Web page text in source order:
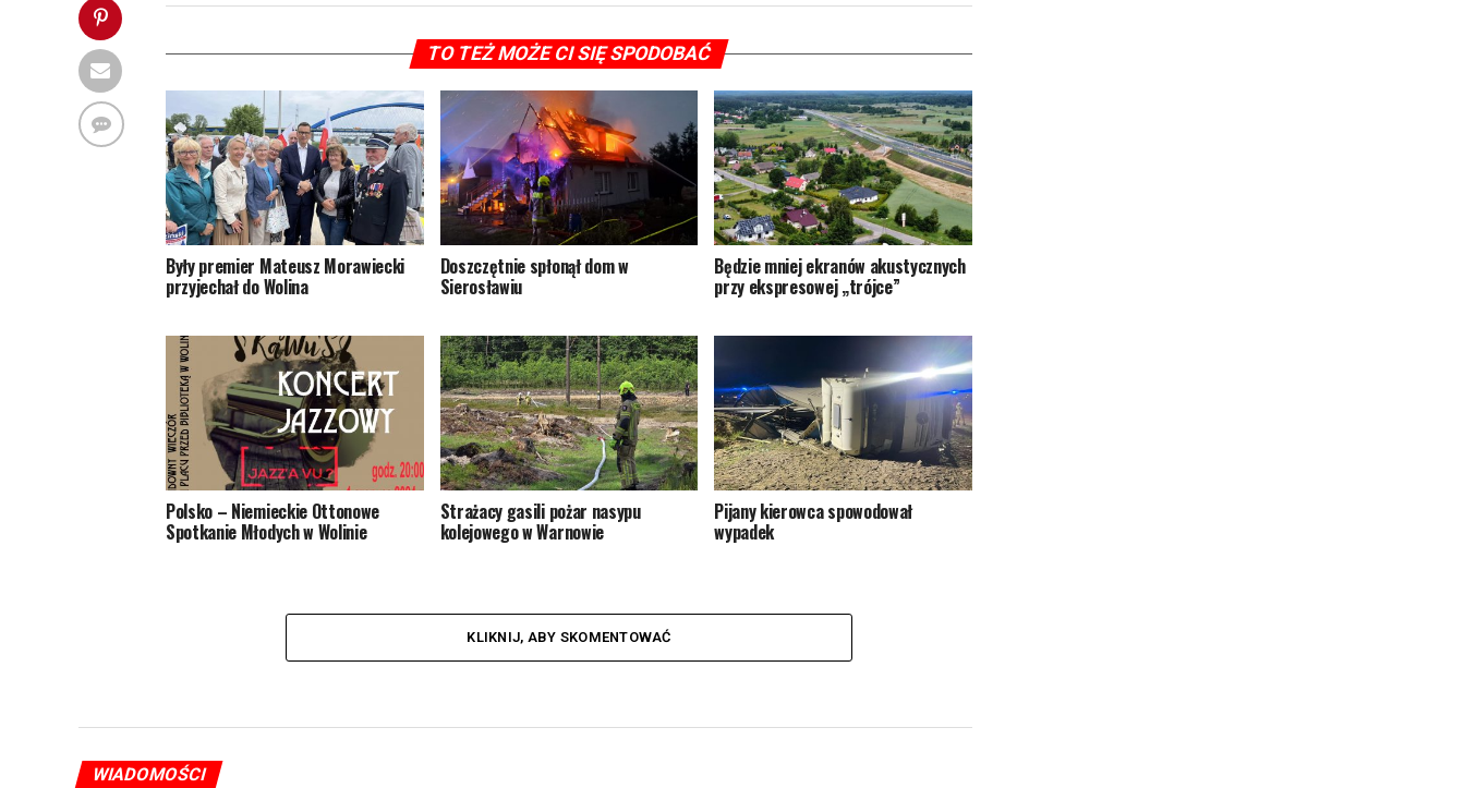
TO TEŻ MOŻE CI SIĘ SPODOBAĆ
Były premier Mateusz Morawiecki
przyjechał do Wolina
Doszczętnie spłonął dom w
Sierosławiu
Będzie mniej ekranów akustycznych
przy ekspresowej „trójce”
Polsko – Niemieckie Ottonowe
Spotkanie Młodych w Wolinie
Strażacy gasili pożar nasypu
kolejowego w Warnowie
Pijany kierowca spowodował
wypadek
KLIKNIJ, ABY SKOMENTOWAĆ
WIADOMOŚCI